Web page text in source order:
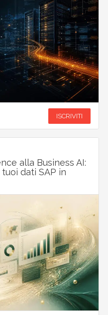
ISCRIVITI
alla Business AI:
dati SAP in